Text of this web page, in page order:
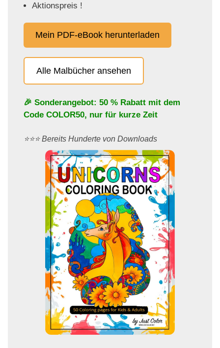
Aktionspreis !
Mein PDF-eBook herunterladen
Alle Malbücher ansehen
🎉 Sonderangebot: 50 % Rabatt mit dem
Code COLOR50, nur für kurze Zeit
⭐️⭐️⭐️ Bereits Hunderte von Downloads